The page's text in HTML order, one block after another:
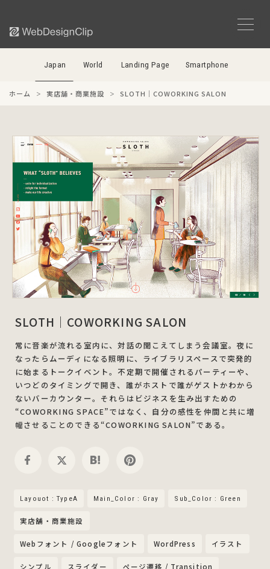
Japan World Landing Page Smartphone
ホーム 実店舗・商業施設 SLOTH｜COWORKING SALON
SLOTH｜COWORKING SALON
常に音楽が流れる室内に、対話の聞こえてしまう会議室。夜に
なったらムーディになる照明に、ライブラリスペースで突発的
に始まるトークイベント。不定期で開催されるパーティーや、
いつどのタイミングで開き、誰がホストで誰がゲストかわから
ないバーカウンター。それらはビジネスを生み出すための
“COWORKING SPACE”ではなく、自分の感性を仲間と共に増
幅させることのできる“COWORKING SALON”である。
Layouot : TypeA Main_Color : Gray Sub_Color : Green
実店舗・商業施設
Webフォント / Googleフォント WordPress イラスト
シンプル スライダー ページ遷移 / Transition